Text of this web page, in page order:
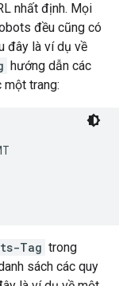
nhất định. Mọi
đều cũng có
đây là ví dụ về
hướng dẫn các
trang:
Tag trong
sách các quy